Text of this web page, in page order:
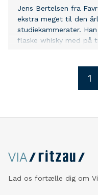
Jens Bertelsen fra
ekstra meget til den
studiekammerater.
flaske whisky med på
1
Lad os fortælle dig om